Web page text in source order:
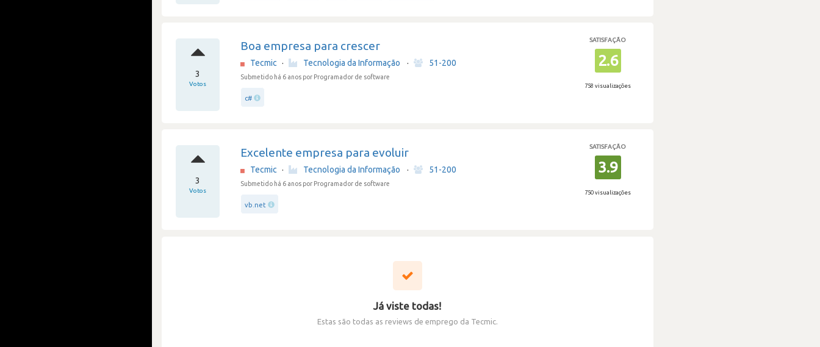
3
Votos
Boa empresa para crescer
Tecmic · Tecnologia da Informação · 51-200
Submetido há 6 anos por Programador de software
c#
SATISFAÇÃO
2.6
758 visualizações
3
Votos
Excelente empresa para evoluir
Tecmic · Tecnologia da Informação · 51-200
Submetido há 6 anos por Programador de software
vb.net
SATISFAÇÃO
3.9
750 visualizações
Já viste todas!
Estas são todas as reviews de emprego da Tecmic.